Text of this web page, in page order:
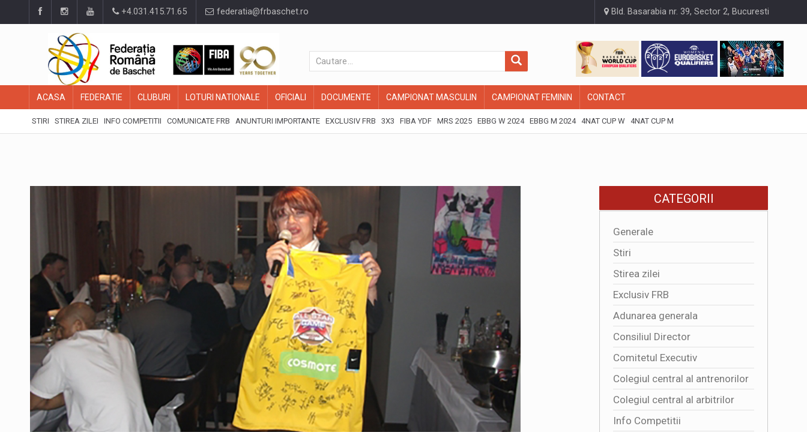
+4.031.415.71.65 federatia@frbaschet.ro Bld. Basarabia nr. 39, Sector 2, Bucuresti
ACASA FEDERATIE CLUBURI LOTURI NATIONALE OFICIALI DOCUMENTE CAMPIONAT MASCULIN CAMPIONAT FEMININ CONTACT
STIRI STIREA ZILEI INFO COMPETITII COMUNICATE FRB ANUNTURI IMPORTANTE EXCLUSIV FRB 3X3 FIBA YDF MRS 2025 EBBG W 2024 EBBG M 2024 4NAT CUP W 4NAT CUP M
CATEGORII
Generale
Stiri
Stirea zilei
Exclusiv FRB
Adunarea generala
Consiliul Director
Comitetul Executiv
Colegiul central al antrenorilor
Colegiul central al arbitrilor
Info Competitii